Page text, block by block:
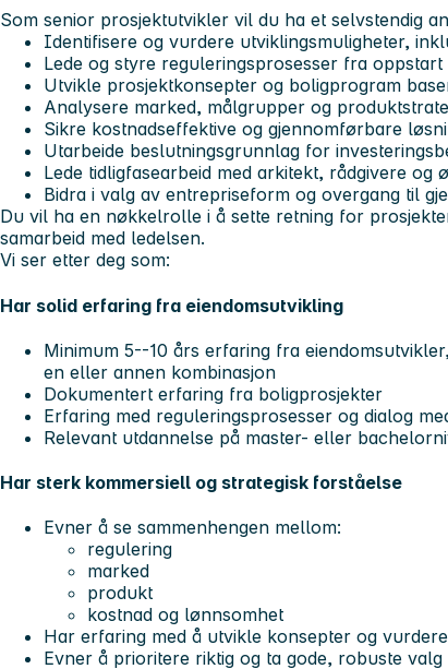
Som senior prosjektutvikler vil du ha et selvstendig
Identifisere og vurdere utviklingsmuligheter,
Lede og styre reguleringsprosesser fra oppstart
Utvikle prosjektkonsepter og boligprogram
Analysere marked, målgrupper og
Sikre kostnadseffektive og gjennomførbare
Utarbeide beslutningsgrunnlag for
Lede tidligfasearbeid med arkitekt, rådgivere og
Bidra i valg av entrepriseform og overgang til
Du vil ha en nøkkelrolle i å sette retning for
samarbeid med ledelsen.
Vi ser etter deg som:
Har solid erfaring fra eiendomsutvikling
Minimum 5--10 års erfaring fra
en eller annen kombinasjon
Dokumentert erfaring fra boligprosjekter
Erfaring med reguleringsprosesser og dialog
Relevant utdannelse på master- eller
Har sterk kommersiell og strategisk forståelse
Evner å se sammenhengen mellom:
regulering
marked
produkt
kostnad og lønnsomhet
Har erfaring med å utvikle konsepter og
Evner å prioritere riktig og ta gode, robuste valg